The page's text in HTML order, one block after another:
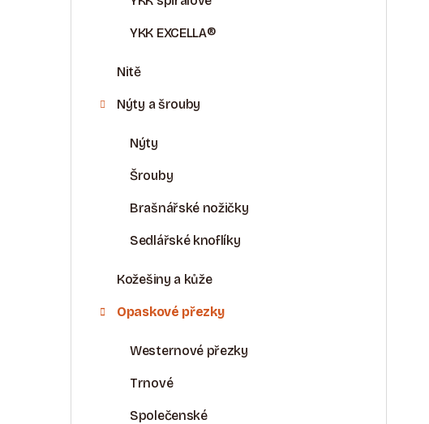
YKK EXCELLA®
Nitě
Nýty a šrouby
Nýty
Šrouby
Brašnářské nožičky
Sedlářské knoflíky
Kožešiny a kůže
Opaskové přezky
Westernové přezky
Trnové
Společenské